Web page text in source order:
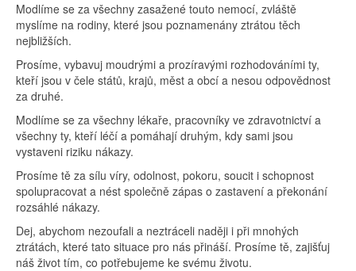
Modlíme se za všechny zasažené touto nemocí, zvláště
myslíme na rodiny, které jsou poznamenány ztrátou těch
nejbližších.
Prosíme, vybavuj moudrými a prozíravými rozhodováními ty,
kteří jsou v čele států, krajů, měst a obcí a nesou odpovědnost
za druhé.
Modlíme se za všechny lékaře, pracovníky ve zdravotnictví a
všechny ty, kteří léčí a pomáhají druhým, kdy sami jsou
vystaveni riziku nákazy.
Prosíme tě za sílu víry, odolnost, pokoru, soucit i schopnost
spolupracovat a nést společně zápas o zastavení a překonání
rozsáhlé nákazy.
Dej, abychom nezoufali a neztráceli naději i při mnohých
ztrátách, které tato situace pro nás přináší. Prosíme tě, zajišťuj
náš život tím, co potřebujeme ke svému životu.